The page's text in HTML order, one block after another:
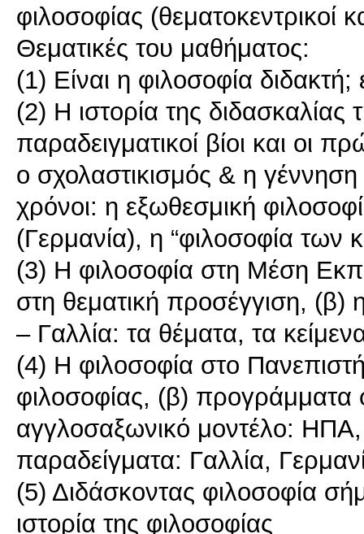
φιλοσοφίας (θεματοκεντρικοί
Θεματικές του μαθήματος:
(1) Είναι η φιλοσοφία
(2) Η ιστορία της διδασκαλίας
παραδειγματικοί βίοι και οι
ο σχολαστικισμός & η
χρόνοι: η εξωθεσμική
(Γερμανία), η “φιλοσοφία των
(3) Η φιλοσοφία στη Μέση
στη θεματική προσέγγιση, (β)
– Γαλλία: τα θέματα, τα
(4) Η φιλοσοφία στο
φιλοσοφίας, (β)
αγγλοσαξωνικό μοντέλο:
παραδείγματα: Γαλλία,
(5) Διδάσκοντας φιλοσοφία
ιστορία της φιλοσοφίας